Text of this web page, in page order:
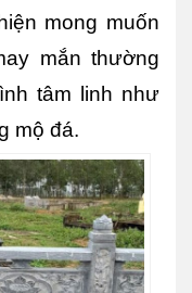
mong muốn
mắn thường
tâm linh như
mộ đá.